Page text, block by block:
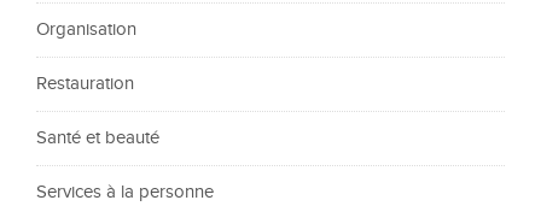
Organisation
Restauration
Santé et beauté
Services à la personne